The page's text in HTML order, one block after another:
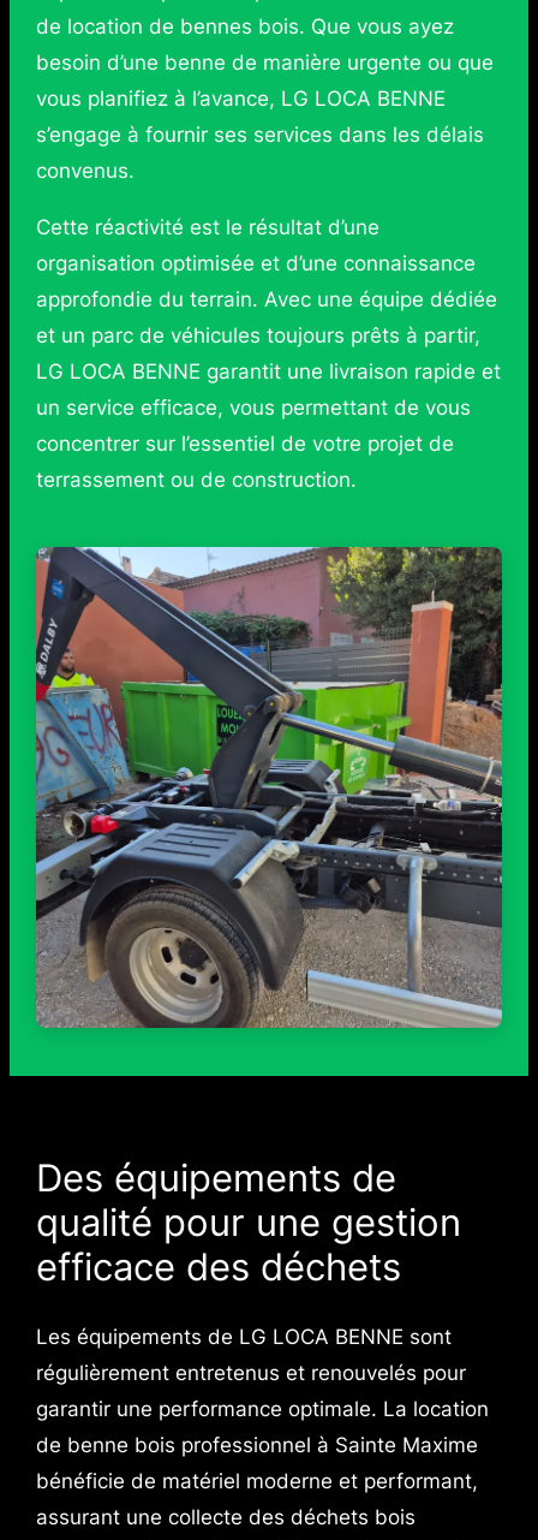
de location de bennes bois. Que vous ayez
besoin d’une benne de manière urgente ou que
vous planifiez à l’avance, LG LOCA BENNE
s’engage à fournir ses services dans les délais
convenus.
Cette réactivité est le résultat d’une
organisation optimisée et d’une connaissance
approfondie du terrain. Avec une équipe dédiée
et un parc de véhicules toujours prêts à partir,
LG LOCA BENNE garantit une livraison rapide et
un service efficace, vous permettant de vous
concentrer sur l’essentiel de votre projet de
terrassement ou de construction.
Des équipements de
qualité pour une gestion
efficace des déchets
Les équipements de LG LOCA BENNE sont
régulièrement entretenus et renouvelés pour
garantir une performance optimale. La location
de benne bois professionnel à Sainte Maxime
bénéficie de matériel moderne et performant,
assurant une collecte des déchets bois